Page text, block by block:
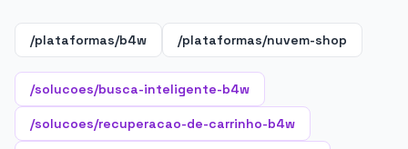
/plataformas/b4w /plataformas/nuvem-shop
/solucoes/busca-inteligente-b4w
/solucoes/recuperacao-de-carrinho-b4w